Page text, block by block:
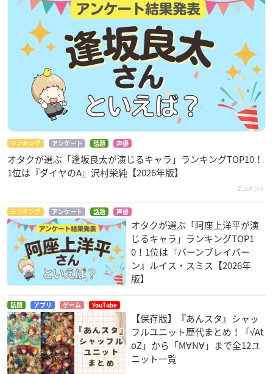
ランキング アンケート 話題 声優
オタクが選ぶ「逢坂良太が演じるキャラ」ランキングTOP10！
1位は『ダイヤのA』沢村栄純【2026年版】
2コメント
ランキング アンケート 話題 声優
オタクが選ぶ「阿座上洋平が演
じるキャラ」ランキングTOP1
0！1位は『バーンブレイバー
ン』ルイス・スミス【2026年
版】
話題 アプリ ゲーム YouTube
【保存版】『あんスタ』シャッ
フルユニット歴代まとめ！「√At
oZ」から「M∀N∀」まで全12ユ
ニット一覧